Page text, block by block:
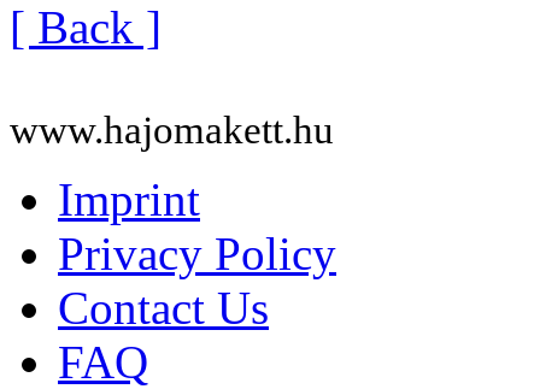
[ Back ]
www.hajomakett.hu
Imprint
Privacy Policy
Contact Us
FAQ